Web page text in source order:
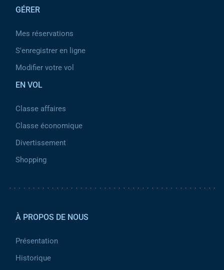
GÉRER
Mes réservations
S'enregistrer en ligne
Modifier votre vol
EN VOL
Classe affaires
Classe économique
Divertissement
Shopping
À PROPOS DE NOUS
Présentation
Historique